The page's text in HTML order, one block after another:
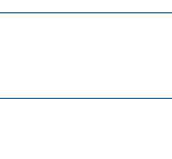
o'tkazish.